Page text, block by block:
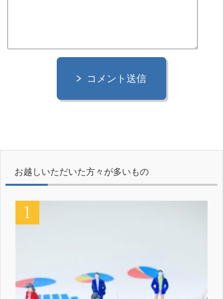
コメント送信
お越しいただいた方々が多いもの